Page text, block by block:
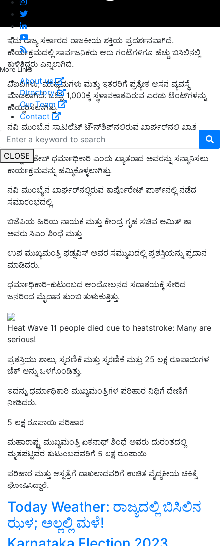
More Links
About us
Directory
Our Team
Contact
CLOSE
ಇದು ರಾಜ್ಯ ಸರ್ಕಾರದ ರಾಜಕೀಯ ಶಕ್ತಿಯ ಪ್ರದರ್ಶನವಾಗಿದೆ.
ಕಾರ್ಯಕ್ರಮದಲ್ಲಿ ಸಾರ್ವಜನಿಕರು ಆರು ಗಂಟೆಗಳಿಗೂ ಹೆಚ್ಚು ಬಿಸಿಲಿನಲ್ಲಿ
ಕುಳಿತಿದ್ದರು ಎನ್ನಲಾಗಿದೆ.
ವಿಐಪಿಗಳು, ಮಾಧ್ಯಮಗಳು ಮತ್ತು ಇತರರಿಗೆ ಪ್ರತ್ಯೇಕ ಆಸನ ವ್ಯವಸ್ಥೆ
ಮಾಡಲಾಗಿದೆ. ಒಟ್ಟು 1,000ಕ್ಕೆ ಸ್ಥಳಾವಕಾಶವಿರುವ ಎರಡು ಟೆಂಟ್‌ಗಳನ್ನು
ಕಾಯ್ದಿರಿಸಲಾಗಿತ್ತು.
ನವಿ ಮುಂಬೈನ ಸ್ಯಾಟಲೈಟ್ ಟೌನ್‌ಶಿಪ್‌ನಲ್ಲಿರುವ ಖಾರ್ಘರ್‌ನಲ್ಲಿ ಖ್ಯಾತ
ಸಮಾಜ ಸೇವಕ ದತ್ತಾತ್ರೇಯ ನಾರಾಯಣ್ ಧರ್ಮಾಧಿಕಾರಿ,
ಅಪ್ಪಾಸಾಹೇಬ್ ಧರ್ಮಾಧಿಕಾರಿ ಎಂದು ಖ್ಯಾತರಾದ ಅವರನ್ನು ಸನ್ಮಾನಿಸಲು
ಕಾರ್ಯಕ್ರಮವನ್ನು ಹಮ್ಮಿಕೊಳ್ಳಲಾಗಿತ್ತು.
ನವಿ ಮುಂಬೈನ ಖಾರ್ಘರ್‌ನಲ್ಲಿರುವ ಕಾರ್ಪೊರೇಟ್ ಪಾರ್ಕ್‌ನಲ್ಲಿ ನಡೆದ
ಸಮಾರಂಭದಲ್ಲಿ,
ಬಿಜೆಪಿಯ ಹಿರಿಯ ನಾಯಕ ಮತ್ತು ಕೇಂದ್ರ ಗೃಹ ಸಚಿವ ಅಮಿತ್ ಶಾ
ಅವರು ಸಿಎಂ ಶಿಂಧೆ ಮತ್ತು
ಉಪ ಮುಖ್ಯಮಂತ್ರಿ ಫಡ್ನವಿಸ್ ಅವರ ಸಮ್ಮುಖದಲ್ಲಿ ಪ್ರಶಸ್ತಿಯನ್ನು ಪ್ರದಾನ
ಮಾಡಿದರು.
ಧರ್ಮಾಧಿಕಾರಿ-ಕುಟುಂಬದ ಆಂದೋಲನದ ಸದಾಶಯಕ್ಕೆ ಸೇರಿದ
ಜನರಿಂದ ಮೈದಾನ ತುಂಬಿ ತುಳುಕುತ್ತಿತ್ತು.
Heat Wave 11 people died due to heatstroke: Many are
serious!
ಪ್ರಶಸ್ತಿಯು ಶಾಲು, ಸ್ಮರಣಿಕೆ ಮತ್ತು ಸ್ಮರಣಿಕೆ ಮತ್ತು 25 ಲಕ್ಷ ರೂಪಾಯಿಗಳ
ಚೆಕ್ ಅನ್ನು ಒಳಗೊಂಡಿತ್ತು.
ಇದನ್ನು ಧರ್ಮಾಧಿಕಾರಿ ಮುಖ್ಯಮಂತ್ರಿಗಳ ಪರಿಹಾರ ನಿಧಿಗೆ ದೇಣಿಗೆ
ನೀಡಿದರು.
5 ಲಕ್ಷ ರೂಪಾಯಿ ಪರಿಹಾರ
ಮಹಾರಾಷ್ಟ್ರ ಮುಖ್ಯಮಂತ್ರಿ ಏಕನಾಥ್‌ ಶಿಂಧೆ ಅವರು ದುರಂತದಲ್ಲಿ
ಮೃತಪಟ್ಟವರ ಕುಟುಂಬದವರಿಗೆ 5 ಲಕ್ಷ ರೂಪಾಯಿ
ಪರಿಹಾರ ಮತ್ತು ಆಸ್ಪತ್ರೆಗೆ ದಾಖಲಾದವರಿಗೆ ಉಚಿತ ವೈದ್ಯಕೀಯ ಚಿಕಿತ್ಸೆ
ಘೋಷಿಸಿದ್ದಾರೆ.
Today Weather: ರಾಜ್ಯದಲ್ಲಿ ಬಿಸಿಲಿನ
ಝಳ; ಅಲ್ಲಲ್ಲಿ ಮಳೆ!